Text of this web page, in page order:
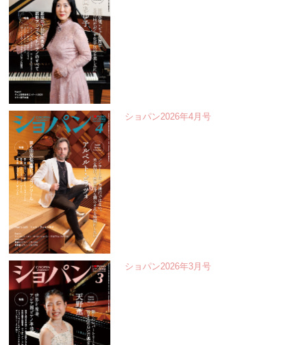
ショパン2026年4月号
ショパン2026年3月号